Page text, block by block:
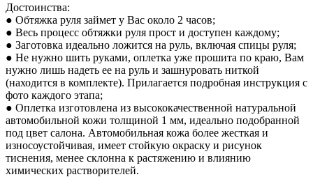
Достоинства:
● Обтяжка руля займет у Вас около 2 часов;
● Весь процесс обтяжки руля прост и доступен каждому;
● Заготовка идеально ложится на руль, включая спицы руля;
● Не нужно шить руками, оплетка уже прошита по краю, Вам
нужно лишь надеть ее на руль и зашнуровать ниткой
(находится в комплекте). Прилагается подробная инструкция с
фото каждого этапа;
● Оплетка изготовлена из высококачественной натуральной
автомобильной кожи толщиной 1 мм, идеально подобранной
под цвет салона. Автомобильная кожа более жесткая и
износоустойчивая, имеет стойкую окраску и рисунок
тиснения, менее склонна к растяжению и влиянию
химических растворителей.